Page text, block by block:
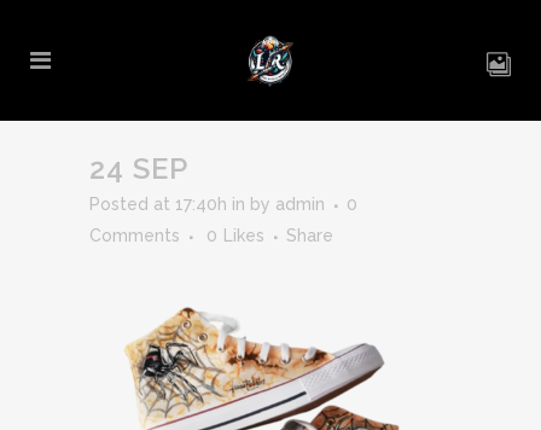
24 SEP
Posted at 17:40h in by admin
0
Comments
0 Likes Share